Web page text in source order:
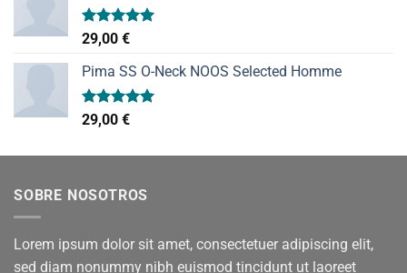
Valorado
con
de 5
29,00 €
Pima SS O-Neck NOOS Selected Homme
Valorado
con
29,00 €
SOBRE NOSOTROS
Lorem ipsum dolor sit amet, consectetuer adipiscing elit,
sed diam nonummy nibh euismod tincidunt ut laoreet